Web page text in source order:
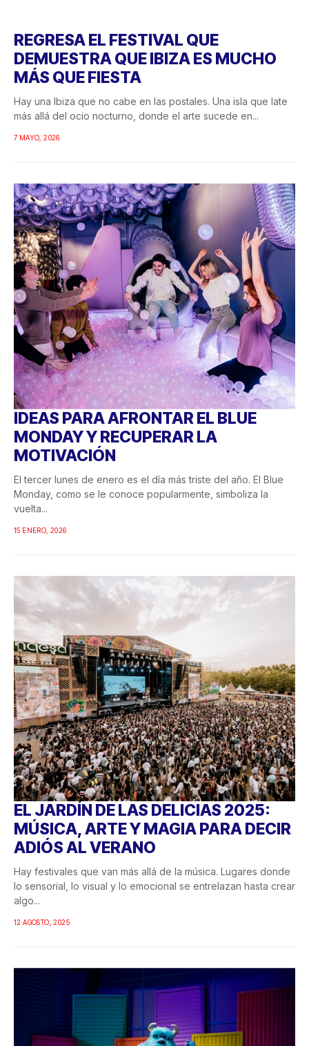
REGRESA EL FESTIVAL QUE
DEMUESTRA QUE IBIZA ES MUCHO
MÁS QUE FIESTA
Hay una Ibiza que no cabe en las postales. Una isla que late
más allá del ocio nocturno, donde el arte sucede en...
7 MAYO, 2026
IDEAS PARA AFRONTAR EL BLUE
MONDAY Y RECUPERAR LA
MOTIVACIÓN
El tercer lunes de enero es el día más triste del año. El Blue
Monday, como se le conoce popularmente, simboliza la
vuelta...
15 ENERO, 2026
EL JARDÍN DE LAS DELICIAS 2025:
MÚSICA, ARTE Y MAGIA PARA DECIR
ADIÓS AL VERANO
Hay festivales que van más allá de la música. Lugares donde
lo sensorial, lo visual y lo emocional se entrelazan hasta crear
algo...
12 AGOSTO, 2025